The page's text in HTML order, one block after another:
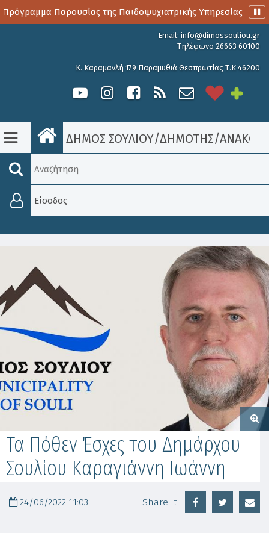
Παρουσίας της Παιδοψυχιατρικής Υπηρεσίας
Email: info@dimossouliou.gr
Τηλέφωνο 26663 60100
Κ. Καραμανλή 179 Παραμυθιά Θεσπρωτίας Τ.Κ 46200
ΔΗΜΟΣ ΣΟΥΛΙΟΥ/ΔΗΜΟΤΗΣ/
Είσοδος
Τα Πόθεν Έσχες του Δημάρχου
Σουλίου Καραγιάννη Ιωάννη
24/06/2022 11:03 Share it!